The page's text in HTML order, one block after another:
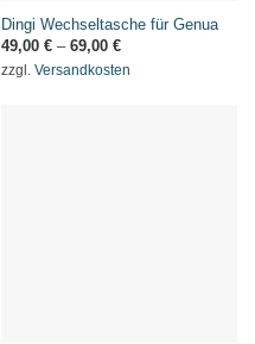
Dingi Wechseltasche für Genua
49,00 €– 69,00 €
zzgl. Versandkosten